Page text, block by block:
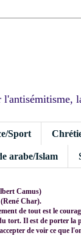
Sport
arabe/Islam
Camus)
Char).
de tout est le
tort. Il est de porter
de voir ce que